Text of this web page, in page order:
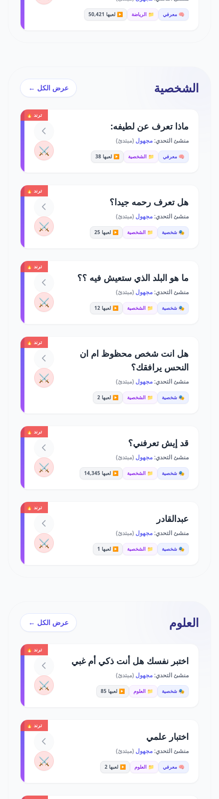
🧠 معرفي 📁 الرياضة ▶️ لعبها 50,421
الشخصية عرض الكل ←
ترند 🔥
ماذا تعرف عن لطيفه:
منشئ التحدي:مجهول (مبتدئ)
🧠 معرفي 📁 الشخصية ▶️ لعبها 38 ⚔️
ترند 🔥
هل تعرف رحمه جيدا؟
منشئ التحدي:مجهول (مبتدئ)
🎭 شخصية 📁 الشخصية ▶️ لعبها 25 ⚔️
ترند 🔥
ما هو البلد الذي ستعيش فيه ؟؟
منشئ التحدي:مجهول (مبتدئ)
🎭 شخصية 📁 الشخصية ▶️ لعبها 12 ⚔️
ترند 🔥
هل انت شخص محظوظ ام ان
النحس يرافقك؟
منشئ التحدي:مجهول (مبتدئ)
🎭 شخصية 📁 الشخصية ▶️ لعبها 2
⚔️
ترند 🔥
قد إيش تعرفني؟
منشئ التحدي:مجهول (مبتدئ)
🎭 شخصية 📁 الشخصية ▶️ لعبها 14,345 ⚔️
ترند 🔥
عبدالقادر
منشئ التحدي:مجهول (مبتدئ)
🎭 شخصية 📁 الشخصية ▶️ لعبها 1 ⚔️
العلوم عرض الكل ←
ترند 🔥
اختبر نفسك هل أنت ذكي أم غبي
منشئ التحدي:مجهول (مبتدئ)
🎭 شخصية 📁 العلوم ▶️ لعبها 85 ⚔️
ترند 🔥
اختبار علمي
منشئ التحدي:مجهول (مبتدئ)
🧠 معرفي 📁 العلوم ▶️ لعبها 2 ⚔️